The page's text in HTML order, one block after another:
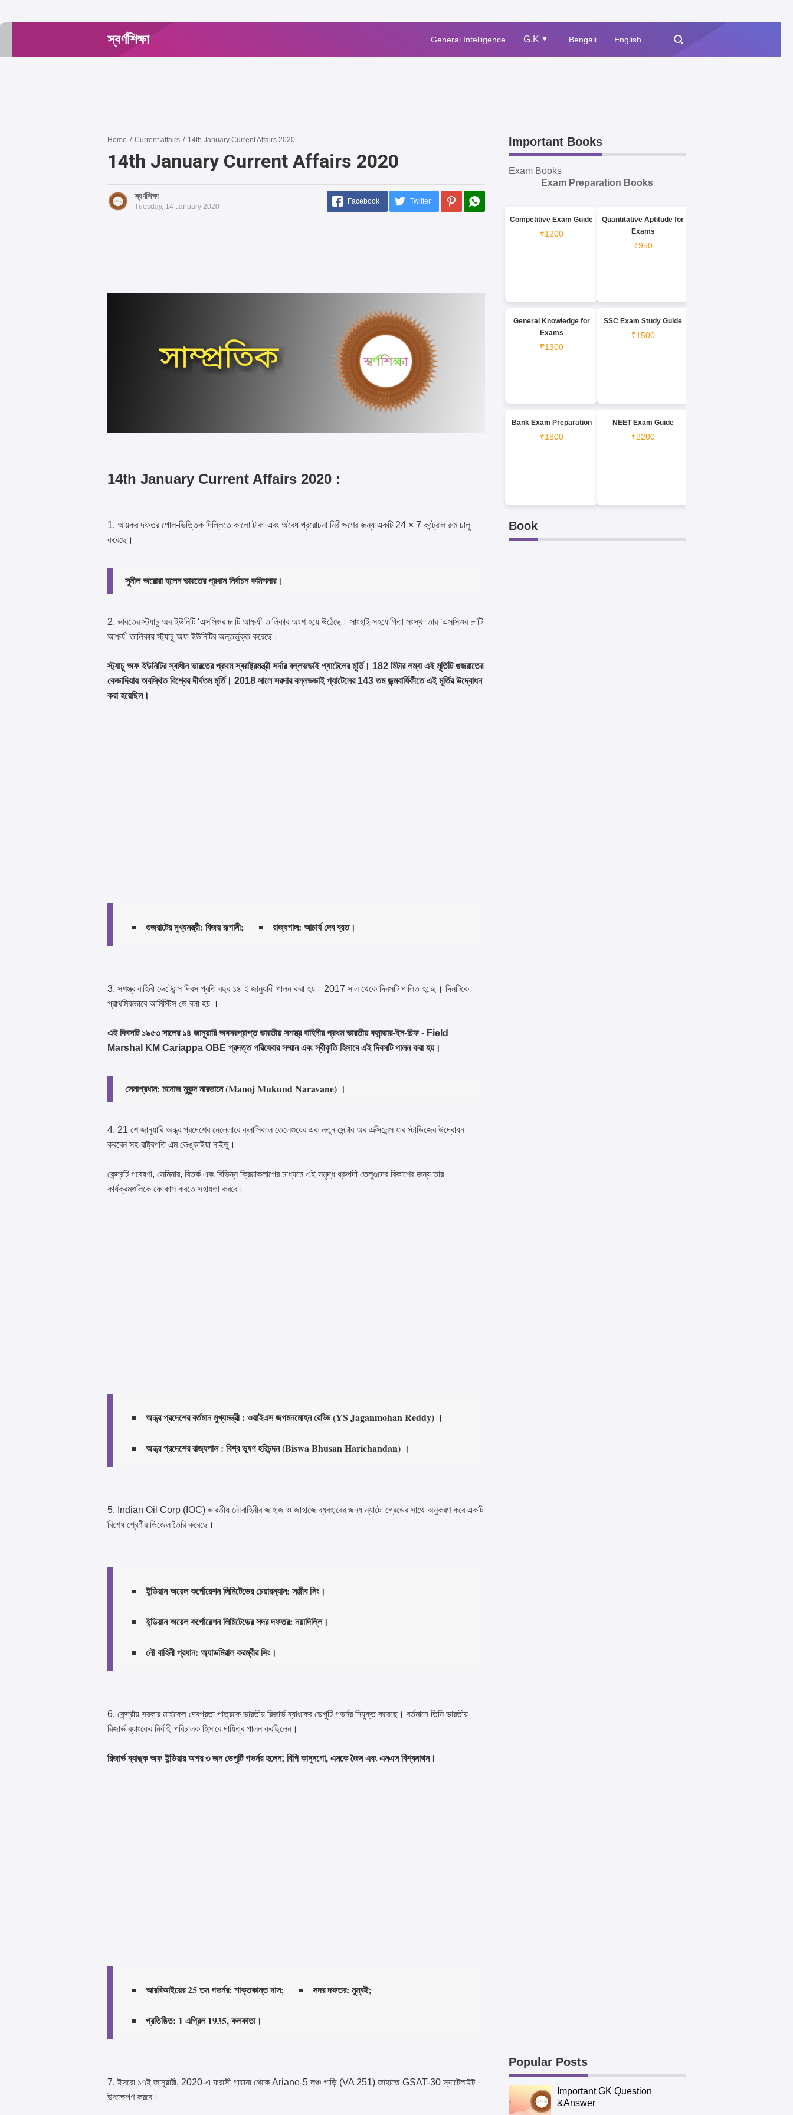
স্বর্ণশিক্ষা General Intelligence G.K ▲ Bengali English
Home / Current affairs / 14th January Current Affairs 2020
14th January Current Affairs 2020
স্বর্ণশিক্ষা
Tuesday, 14 January 2020
Facebook Twitter
14th January Current Affairs 2020 :
1. আয়কর দফতর পোল-ভিত্তিক দিল্লিতে কালো টাকা এবং অবৈধ প্ররোচনা নিরীক্ষণের জন্য একটি 24 × 7 কন্ট্রোল রুম চালু
করেছে।
সুনীল অরোরা হলেন ভারতের প্রধান নির্বাচন কমিশনার।
2. ভারতের স্ট্যাচু অব ইউনিটি ‘এসসিওর ৮ টি আশ্চর্য’ তালিকার অংশ হয়ে উঠেছে। সাংহাই সহযোগিতা সংস্থা তার ‘এসসিওর ৮ টি
আশ্চর্য’ তালিকায় স্ট্যাচু অফ ইউনিটির অন্তর্ভুক্ত করেছে।
স্ট্যাচু অফ ইউনিটির স্বাধীন ভারতের প্রথম স্বরাষ্ট্রমন্ত্রী সর্দার বল্লভভাই প্যাটেলের মূর্তি। 182 মিটার লম্বা এই মূর্তিটি গুজরাতের
কেভাদিয়ায় অবস্থিত বিশ্বের দীর্ঘতম মূর্তি। 2018 সালে সরদার বল্লভভাই প্যাটেলের 143 তম জন্মবার্ষিকীতে এই মূর্তির উদ্বোধন
করা হয়েছিল।
গুজরাটের মুখ্যমন্ত্রী: বিজয় রূপানী; রাজ্যপাল: আচার্য দেব ব্রত।
3. সশস্ত্র বাহিনী ভেটেরান্স দিবস প্রতি বছর ১৪ ই জানুয়ারী পালন করা হয়। 2017 সাল থেকে দিবসটি পালিত হচ্ছে। দিনটিকে
প্রাথমিকভাবে আর্মিস্টিস ডে বলা হয় ।
এই দিবসটি ১৯৫৩ সালের ১৪ জানুয়ারি অবসরপ্রাপ্ত ভারতীয় সশস্ত্র বাহিনীর প্রথম ভারতীয় কমান্ডার-ইন-চিফ - Field
Marshal KM Cariappa OBE প্রদত্ত পরিষেবার সম্মান এবং স্বীকৃতি হিসাবে এই দিবসটি পালন করা হয়।
সেনাপ্রধান: মনোজ মুকুন্দ নারভানে (Manoj Mukund Naravane) ।
4. 21 শে জানুয়ারি অন্ধ্র প্রদেশের নেল্লোরে ক্লাসিকাল তেলেগুয়ের এক নতুন সেন্টার অব এক্সিলেন্স ফর স্টাডিজের উদ্বোধন
করবেন সহ-রাষ্ট্রপতি এম ভেঙ্কাইয়া নাইডু।
কেন্দ্রটি গবেষণা, সেমিনার, বিতর্ক এবং বিভিন্ন ক্রিয়াকলাপের মাধ্যমে এই সমৃদ্ধ ধ্রুপদী তেলুগুদের বিকাশের জন্য তার
কার্যক্রমগুলিকে ফোকাস করতে সহায়তা করবে।
অন্ধ্র প্রদেশের বর্তমান মুখ্যমন্ত্রী : ওয়াইএস জগমনমোহন রেড্ডি (YS Jaganmohan Reddy) ।
অন্ধ্র প্রদেশের রাজ্যপাল : বিশ্ব ভূষণ হরিচন্দন (Biswa Bhusan Harichandan) ।
5. Indian Oil Corp (IOC) ভারতীয় নৌবাহিনীর জাহাজ ও জাহাজে ব্যবহারের জন্য ন্যাটো গ্রেডের সাথে অনুকরণ করে একটি
বিশেষ শ্রেণীর ডিজেল তৈরি করেছে।
ইন্ডিয়ান অয়েল কর্পোরেশন লিমিটেডের চেয়ারম্যান: সঞ্জীব সিং।
ইন্ডিয়ান অয়েল কর্পোরেশন লিমিটেডের সদর দফতর: নয়াদিল্লি।
নৌ বাহিনী প্রধান: অ্যাডমিরাল করম্বীর সিং।
6. কেন্দ্রীয় সরকার মাইকেল দেবপ্রতা পাত্রকে ভারতীয় রিজার্ভ ব্যাংকের ডেপুটি গভর্নর নিযুক্ত করেছে। বর্তমানে তিনি ভারতীয়
রিজার্ভ ব্যাংকের নির্বাহী পরিচালক হিসাবে দায়িত্ব পালন করছিলেন।
রিজার্ভ ব্যাঙ্ক অফ ইন্ডিয়ার অপর ৩ জন ডেপুটি গভর্নর হলেন: বিপি কানুনগো, এমকে জৈন এবং এনএস বিশ্বনাথন।
আরবিআইয়ের 25 তম গভর্নর: শাক্তকান্ত দাস; সদর দফতর: মুম্বই;
প্রতিষ্ঠিত: 1 এপ্রিল 1935, কলকাতা।
7. ইসরো ১৭ই জানুয়ারী, 2020-এ ফরাসী গায়ানা থেকে Ariane-5 লঞ্চ গাড়ি (VA 251) জাহাজে GSAT-30 স্যাটেলাইট
উৎক্ষেপণ করবে।
Important Books
Exam Books
Exam Preparation Books
Competitive Exam Guide
₹1200
Quantitative Aptitude for
Exams
₹950
General Knowledge for
Exams
₹1300
SSC Exam Study Guide
₹1500
Bank Exam Preparation
₹1800
NEET Exam Guide
₹2200
Book
Popular Posts
Important GK Question
&Answer